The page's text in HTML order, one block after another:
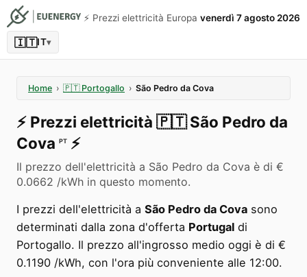
⚡️ Prezzi elettricità Europa venerdì 7 agosto 2026
🇮🇹IT▾
Home › 🇵🇹 Portogallo › São Pedro da Cova
⚡️ Prezzi elettricità 🇵🇹 São Pedro da
Cova PT ⚡️
Il prezzo dell'elettricità a São Pedro da Cova è di €
0.0662 /kWh in questo momento.
I prezzi dell'elettricità a São Pedro da Cova sono
determinati dalla zona d'offerta Portugal di
Portogallo. Il prezzo all'ingrosso medio oggi è di €
0.1190 /kWh, con l'ora più conveniente alle 12:00.